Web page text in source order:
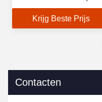
m 6 m 7 m 8 m
Krijg Beste Prijs
Contacten